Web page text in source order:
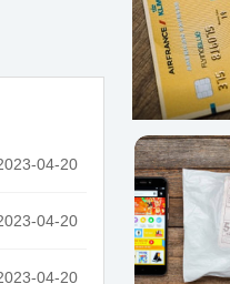
04-20
04-20
04-20